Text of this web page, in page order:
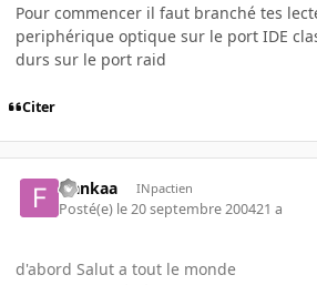
Pour commencer il faut branché tes
periphérique optique sur le port IDE
durs sur le port raid
Citer
frankaa INpactien
Posté(e) le 20 septembre 200421 a
d'abord Salut a tout le monde